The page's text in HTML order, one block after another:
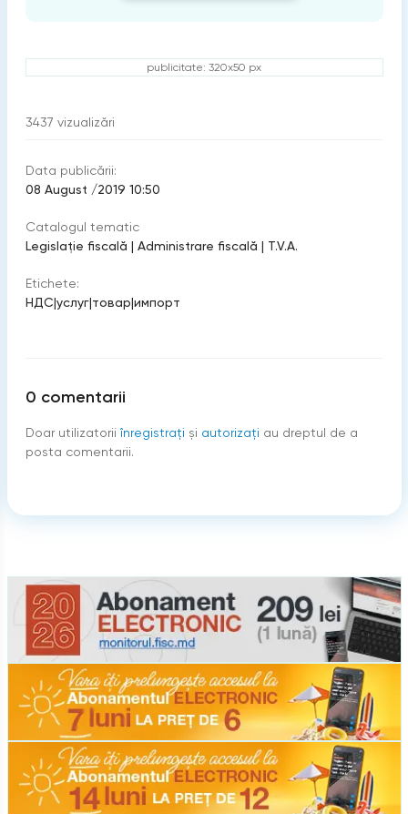
publicitate: 320x50 px
3437 vizualizări
Data publicării:
08 August /2019 10:50
Catalogul tematic
Legislație fiscală | Administrare fiscală | T.V.A.
Etichete:
НДС|услуг|товар|импорт
0 comentarii
Doar utilizatorii înregistraţi şi autorizați au dreptul de a
posta comentarii.